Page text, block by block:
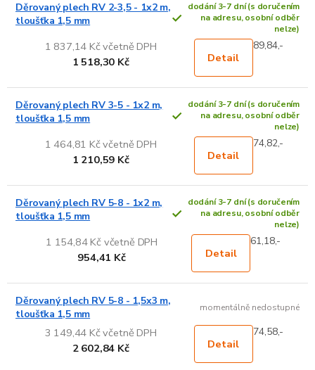
Děrovaný plech RV 2-3,5 - 1x2 m,
tloušťka 1,5 mm
dodání 3-7 dní (s doručením
na adresu, osobní odběr
nelze)
1 837,14 Kč včetně DPH
1 518,30 Kč
Detail
89,84,-
Děrovaný plech RV 3-5 - 1x2 m,
tloušťka 1,5 mm
dodání 3-7 dní (s doručením
na adresu, osobní odběr
nelze)
1 464,81 Kč včetně DPH
1 210,59 Kč
Detail
74,82,-
Děrovaný plech RV 5-8 - 1x2 m,
tloušťka 1,5 mm
dodání 3-7 dní (s doručením
na adresu, osobní odběr
nelze)
1 154,84 Kč včetně DPH
954,41 Kč
Detail
61,18,-
Děrovaný plech RV 5-8 - 1,5x3 m,
tloušťka 1,5 mm
momentálně nedostupné
3 149,44 Kč včetně DPH
2 602,84 Kč
Detail
74,58,-